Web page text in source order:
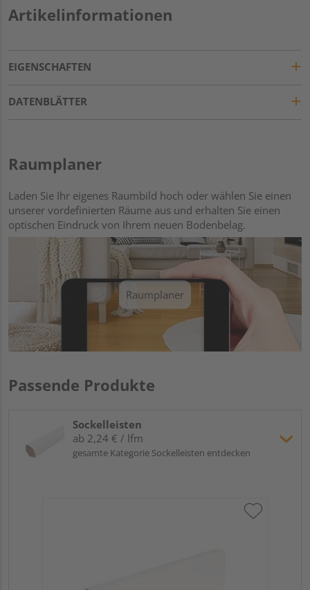
Artikelinformationen
EIGENSCHAFTEN
DATENBLÄTTER
Raumplaner
Laden Sie Ihr eigenes Raumbild hoch oder wählen Sie einen
unserer vordefinierten Räume aus und erhalten Sie einen
optischen Eindruck von Ihrem neuen Bodenbelag.
Raumplaner
Passende Produkte
Sockelleisten
ab 2,24 € / lfm
gesamte Kategorie Sockelleisten entdecken